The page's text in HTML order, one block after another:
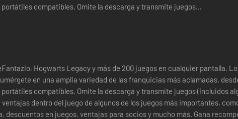
compatibles. Omite la descarga y transmite juegos
cu...
Hogwarts Legacy y más de 200 juegos en cualquier pantalla.
en una amplia variedad de las franquicias más aclamadas,
compatibles. Omite la descarga y transmite juegos (incluidos
dentro del juego de algunos de los juegos más importantes,
descuentos en juegos, ventajas para socios y mucho más. Gana